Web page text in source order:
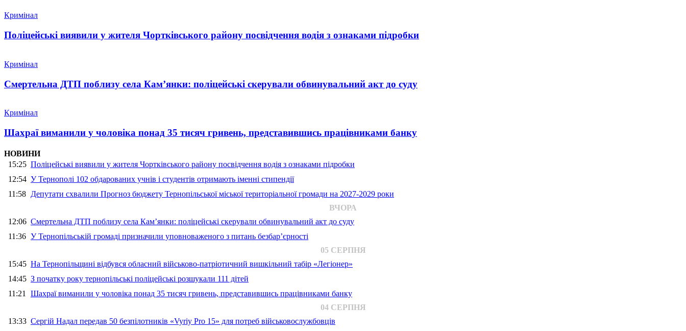
Кримінал
Поліцейські виявили у жителя Чортківського району посвідчення водія з ознаками підробки
Кримінал
Смертельна ДТП поблизу села Кам’янки: поліцейські скерували обвинувальний акт до суду
Кримінал
Шахраї виманили у чоловіка понад 35 тисяч гривень, представившись працівниками банку
НОВИНИ
15:25 Поліцейські виявили у жителя Чортківського району посвідчення водія з ознаками підробки
12:54 У Тернополі 102 обдарованих учнів і студентів отримають іменні стипендії
11:58 Депутати схвалили Прогноз бюджету Тернопільської міської територіальної громади на 2027-2029 роки
ВЧОРА
12:06 Смертельна ДТП поблизу села Кам’янки: поліцейські скерували обвинувальний акт до суду
11:36 У Тернопільській громаді призначили уповноваженого з питань безбар’єрності
05 СЕРПНЯ
15:45 На Тернопільщині відбувся обласний військово-патріотичний вишкільний табір «Легіонер»
14:45 З початку року тернопільські поліцейські розшукали 111 дітей
11:21 Шахраї виманили у чоловіка понад 35 тисяч гривень, представившись працівниками банку
04 СЕРПНЯ
13:33 Сергій Надал передав 50 безпілотників «Vyriy Pro 15» для потреб військовослужбовців